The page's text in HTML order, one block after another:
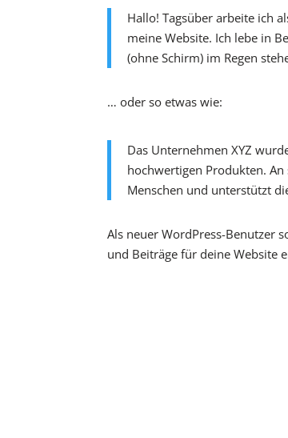
Hallo! Tagsüber arbeite ich
meine Website. Ich lebe in
(ohne Schirm) im Regen
… oder so etwas wie:
Das Unternehmen XYZ
hochwertigen Produkten.
Menschen und unterstützt
Als neuer WordPress-Benutzer
und Beiträge für deine Website